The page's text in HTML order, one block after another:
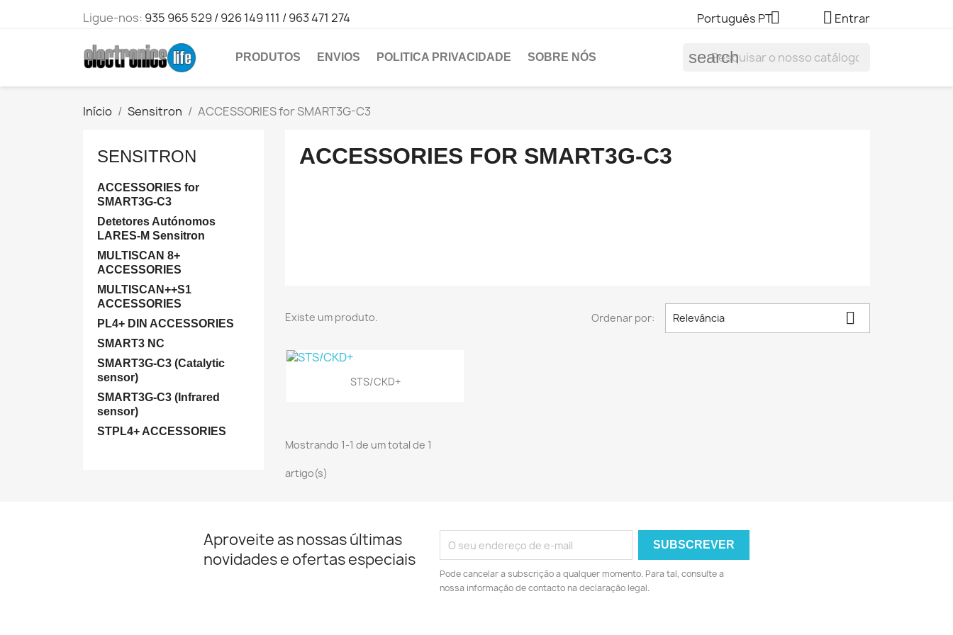
Ligue-nos: 935 965 529 / 926 149 111 / 963 471 274 Português PT  Entrar
PRODUTOS ENVIOS POLITICA PRIVACIDADE SOBRE NÓS search
Início Sensitron ACCESSORIES for SMART3G-C3
SENSITRON
ACCESSORIES for
SMART3G-C3
Detetores Autónomos
LARES-M Sensitron
MULTISCAN 8+
ACCESSORIES
MULTISCAN++S1
ACCESSORIES
PL4+ DIN ACCESSORIES
SMART3 NC
SMART3G-C3 (Catalytic
sensor)
SMART3G-C3 (Infrared
sensor)
STPL4+ ACCESSORIES
ACCESSORIES FOR SMART3G-C3
Existe um produto. Ordenar por: Relevância 
Vista rápida
STS/CKD+
Mostrando 1-1 de um total de 1
artigo(s)
Aproveite as nossas últimas
novidades e ofertas especiais
Pode cancelar a subscrição a qualquer momento. Para tal, consulte a
nossa informação de contacto na declaração legal.